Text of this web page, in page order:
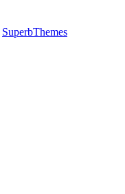
SuperbThemes